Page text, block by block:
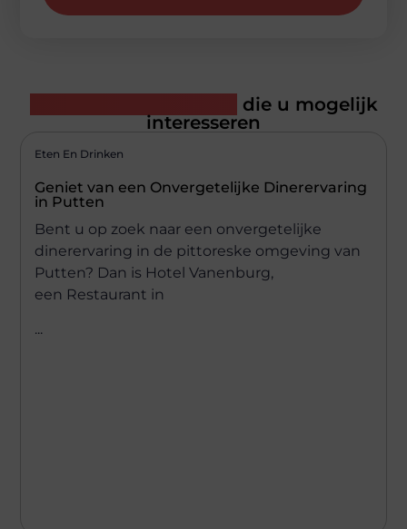
die u mogelijk
interesseren
Eten En Drinken
Geniet van een Onvergetelijke Dinerervaring
in Putten
Bent u op zoek naar een onvergetelijke
dinerervaring in de pittoreske omgeving van
Putten? Dan is Hotel Vanenburg,
een Restaurant in
...